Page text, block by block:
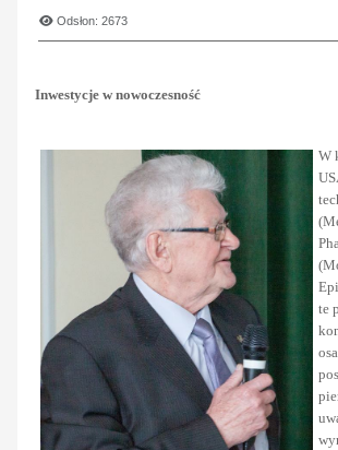
Odsłon: 2673
Inwestycje w nowoczesność
W
te